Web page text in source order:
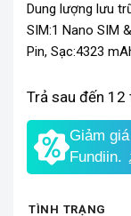
Dung lượng lưu
SIM:1 Nano SIM
Pin, Sạc:4323
Trả sau đến 12
Giảm
Fundiin.
TÌNH TRẠNG